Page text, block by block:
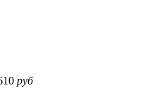
руб